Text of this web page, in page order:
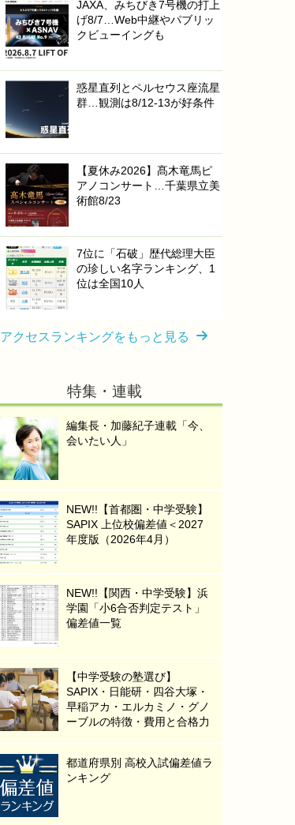
JAXA、みちびき7号機の打上
げ8/7…Web中継やパブリッ
クビューイングも
惑星直列とペルセウス座流星
群…観測は8/12-13が好条件
【夏休み2026】髙木竜馬ピ
アノコンサート…千葉県立美
術館8/23
7位に「石破」歴代総理大臣
の珍しい名字ランキング、1
位は全国10人
アクセスランキングをもっと見る
特集・連載
編集長・加藤紀子連載「今、
会いたい人」
NEW!!【首都圏・中学受験】
SAPIX 上位校偏差値＜2027
年度版（2026年4月）
NEW!!【関西・中学受験】浜
学園「小6合否判定テスト」
偏差値一覧
【中学受験の塾選び】
SAPIX・日能研・四谷大塚・
早稲アカ・エルカミノ・グノ
ーブルの特徴・費用と合格力
都道府県別 高校入試偏差値ラ
ンキング